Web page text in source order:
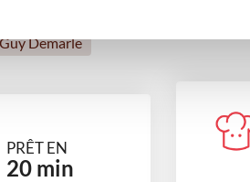
Demarle
PRÊT EN
20 min